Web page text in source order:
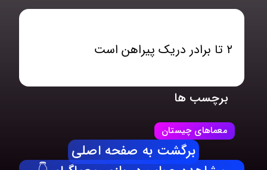
۲ تا برادر دریک پیراهن است
برچسب ها
معماهای چیستان
برگشت به صفحه اصلی